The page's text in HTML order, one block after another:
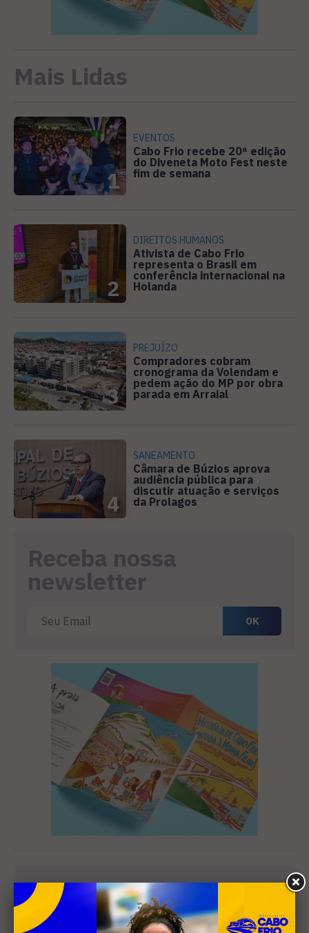
Mais Lidas
1
EVENTOS
Cabo Frio recebe 20ª edição
do Diveneta Moto Fest neste
fim de semana
2
DIREITOS HUMANOS
Ativista de Cabo Frio
representa o Brasil em
conferência internacional na
Holanda
3
PREJUÍZO
Compradores cobram
cronograma da Volendam e
pedem ação do MP por obra
parada em Arraial
4
SANEAMENTO
Câmara de Búzios aprova
audiência pública para
discutir atuação e serviços
da Prolagos
Receba nossa
newsletter